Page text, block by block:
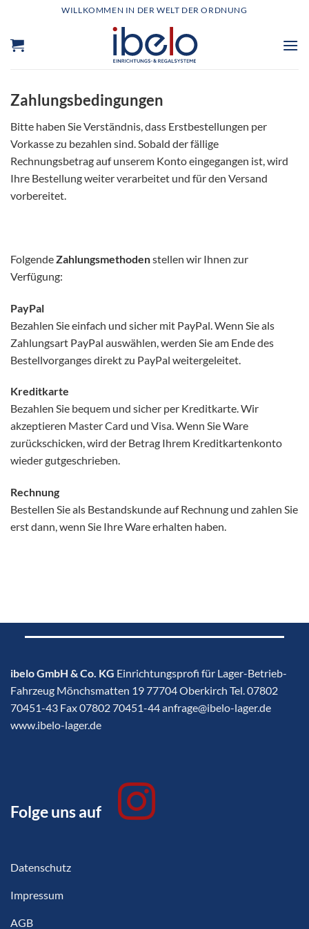
springen
WILLKOMMEN IN DER WELT DER ORDNUNG
Zahlungsbedingungen
Bitte haben Sie Verständnis, dass Erstbestellungen per
Vorkasse zu bezahlen sind. Sobald der fällige
Rechnungsbetrag auf unserem Konto eingegangen ist, wird
Ihre Bestellung weiter verarbeitet und für den Versand
vorbereitet.
FolgendeZahlungsmethodenstellen wir Ihnen zur
Verfügung:
PayPal
Bezahlen Sie einfach und sicher mit PayPal. Wenn Sie als
Zahlungsart PayPal auswählen, werden Sie am Ende des
Bestellvorganges direkt zu PayPal weitergeleitet.
Kreditkarte
Bezahlen Sie bequem und sicher per Kreditkarte. Wir
akzeptieren Master Card und Visa. Wenn Sie Ware
zurückschicken, wird der Betrag Ihrem Kreditkartenkonto
wieder gutgeschrieben.
Rechnung
Bestellen Sie als Bestandskunde auf Rechnung und zahlen Sie
erst dann, wenn Sie Ihre Ware erhalten haben.
ibelo GmbH & Co. KG Einrichtungsprofi für Lager-Betrieb-
Fahrzeug Mönchsmatten 19 77704 Oberkirch Tel. 07802
70451-43 Fax 07802 70451-44 anfrage@ibelo-lager.de
www.ibelo-lager.de
Folge uns auf
Datenschutz
Impressum
AGB